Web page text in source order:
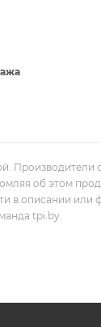
Производители
об этом
в описании или
tpi.by.